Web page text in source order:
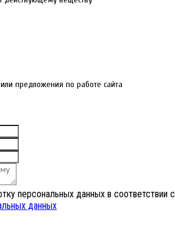
предложения по работе сайта
персональных данных в соответствии с
данных